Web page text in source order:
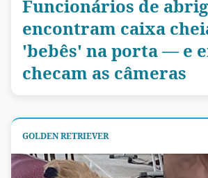
Funcionários de
encontram caixa
'bebês' na porta — e
checam as câmeras
GOLDEN RETRIEVER